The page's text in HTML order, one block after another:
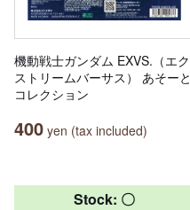
機動戦士ガンダム EXVS.（エク
ストリームバーサス） あそーと
コレクション
400 yen (tax included)
Stock: 〇